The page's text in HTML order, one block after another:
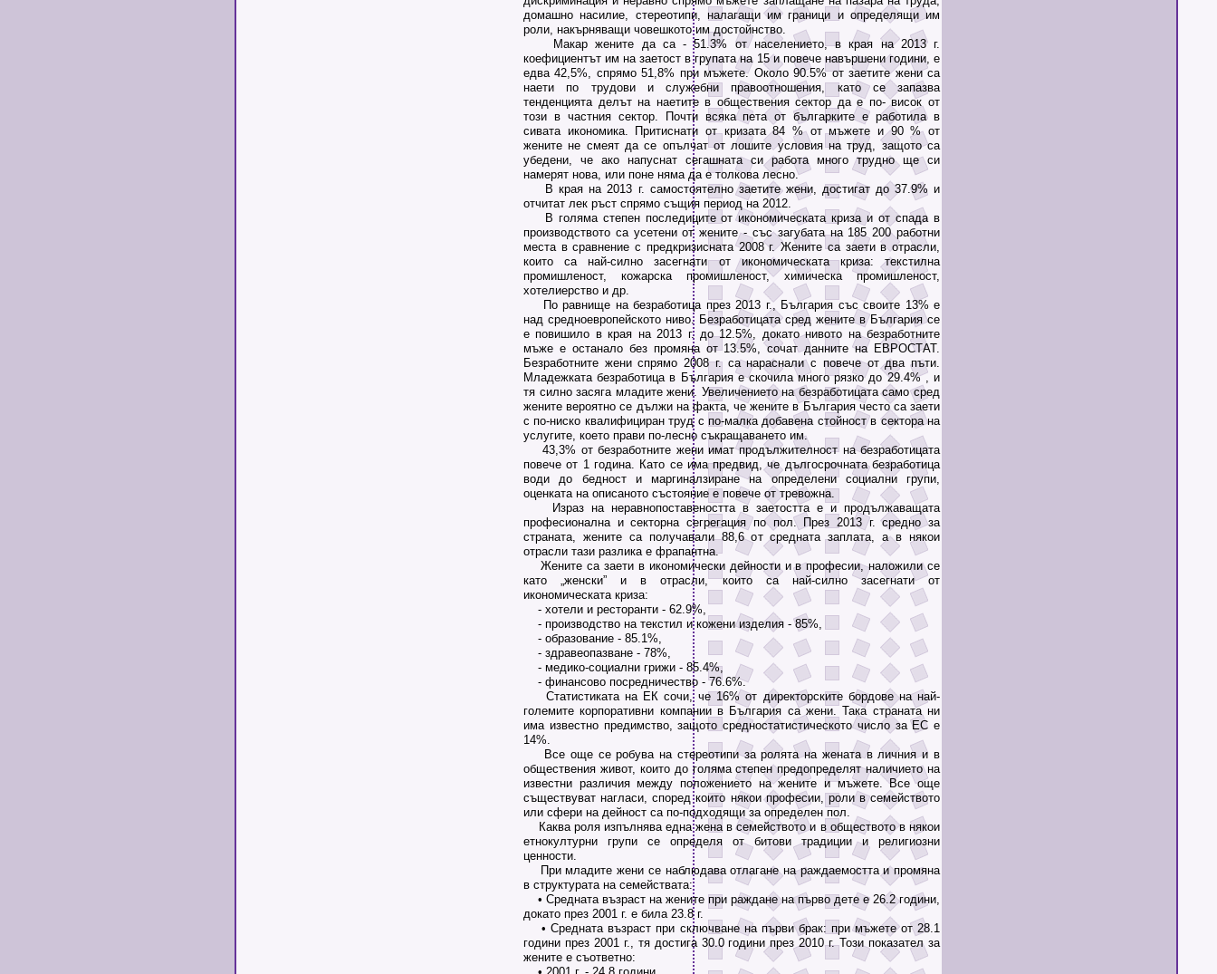
домашно насилие, стереотипи, налагащи им граници и определящи им
роли, накърняващи човешкото им достойнство.
Макар жените да са - 51.3% от населението, в края на 2013 г.
коефициентът им на заетост в групата на 15 и повече навършени години, е
едва 42,5%, спрямо 51,8% при мъжете. Около 90.5% от заетите жени са
наети по трудови и служебни правоотношения, като се запазва
тенденцията делът на наетите в обществения сектор да е по‐ висок от
този в частния сектор. Почти всяка пета от българките е работила в
сивата икономика. Притиснати от кризата 84 % от мъжете и 90 % от
жените не смеят да се опълчат от лошите условия на труд, защото са
убедени, че ако напуснат сегашната си работа много трудно ще си
намерят нова, или поне няма да е толкова лесно.
В края на 2013 г. самостоятелно заетите жени, достигат до 37.9% и
отчитат лек ръст спрямо същия период на 2012.
В голяма степен последиците от икономическата криза и от спада в
производството са усетени от жените - със загубата на 185 200 работни
места в сравнение с предкризисната 2008 г. Жените са заети в отрасли,
които са най-силно засегнати от икономическата криза: текстилна
промишленост, кожарска промишленост, химическа промишленост,
хотелиерство и др.
По равнище на безработица през 2013 г., България със своите 13% е
над средноевропейското ниво. Безработицата сред жените в България се
е повишило в края на 2013 г. до 12.5%, докато нивото на безработните
мъже е останало без промяна от 13.5%, сочат данните на ЕВРОСТАТ.
Безработните жени спрямо 2008 г. са нараснали с повече от два пъти.
Младежката безработица в България е скочила много рязко до 29.4% , и
тя силно засяга младите жени. Увеличението на безработицата само сред
жените вероятно се дължи на факта, че жените в България често са заети
с по-ниско квалифициран труд с по-малка добавена стойност в сектора на
услугите, което прави по-лесно съкращаването им.
43,3% от безработните жени имат продължителност на безработицата
повече от 1 година. Като се има предвид, че дългосрочната безработица
води до бедност и маргиналзиране на определени социални групи,
оценката на описаното състояние е повече от тревожна.
Израз на неравнопоставеността в заетостта е и продължаващата
професионална и секторна сегрегация по пол. През 2013 г. средно за
страната, жените са получавали 88,6 от средната заплата, а в някои
отрасли тази разлика е фрапантна.
Жените са заети в икономически дейности и в професии, наложили се
като „женски” и в отрасли, които са най-силно засегнати от
икономическата криза:
- хотели и ресторанти ‐ 62.9%,
- производство на текстил и кожени изделия - 85%,
- образование - 85.1%,
- здравеопазване - 78%,
- медико-социални грижи - 85.4%,
- финансово посредничество - 76.6%.
Статистиката на ЕК сочи, че 16% от директорските бордове на най-
големите корпоративни компании в България са жени. Така страната ни
има известно предимство, защото средностатистическото число за ЕС е
14%.
Все още се робува на стереотипи за ролята на жената в личния и в
обществения живот, които до голяма степен предопределят наличието на
известни различия между положението на жените и мъжете. Все още
съществуват нагласи, според които някои професии, роли в семейството
или сфери на дейност са по-подходящи за определен пол.
Каква роля изпълнява една жена в семейството и в обществото в някои
етнокултурни групи се определя от битови традиции и религиозни
ценности.
При младите жени се наблюдава отлагане на раждаемостта и промяна
в структурата на семействата:
• Средната възраст на жените при раждане на първо дете е 26.2 години,
докато през 2001 г. е била 23.8 г.
• Средната възраст при сключване на първи брак: при мъжете от 28.1
години през 2001 г., тя достига 30.0 години през 2010 г. Този показател за
жените е съответно: